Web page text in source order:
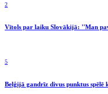
2
Vītols par laiku Slovākijā: ''Man
5
Beļģijā gandrīz divus punktus